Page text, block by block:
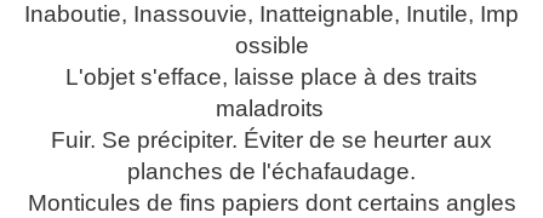
Inaboutie, Inassouvie, Inatteignable, Inutile, Imp
ossible
L'objet s'efface, laisse place à des traits
maladroits
Fuir. Se précipiter. Éviter de se heurter aux
planches de l'échafaudage.
Monticules de fins papiers dont certains angles